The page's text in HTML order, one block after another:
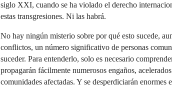
siglo XXI, cuando se ha violado el derecho
estas transgresiones. Ni las habrá.
No hay ningún misterio sobre por qué esto sucede,
conflictos, un número significativo de personas
suceder. Para entenderlo, solo es necesario
propagarán fácilmente numerosos engaños,
comunidades afectadas. Y se desperdiciarán